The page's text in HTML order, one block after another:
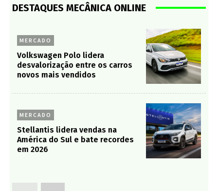
DESTAQUES MECÂNICA ONLINE
MERCADO
Volkswagen Polo lidera
desvalorização entre os carros
novos mais vendidos
MERCADO
Stellantis lidera vendas na
América do Sul e bate recordes
em 2026